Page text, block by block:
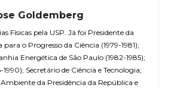
Goldemberg
Físicas pela USP. Já foi Presidente da
para o Progresso da Ciência (1979-1981);
Energética de São Paulo (1982-1985);
1990); Secretário de Ciência e Tecnologia;
da Presidência da República e